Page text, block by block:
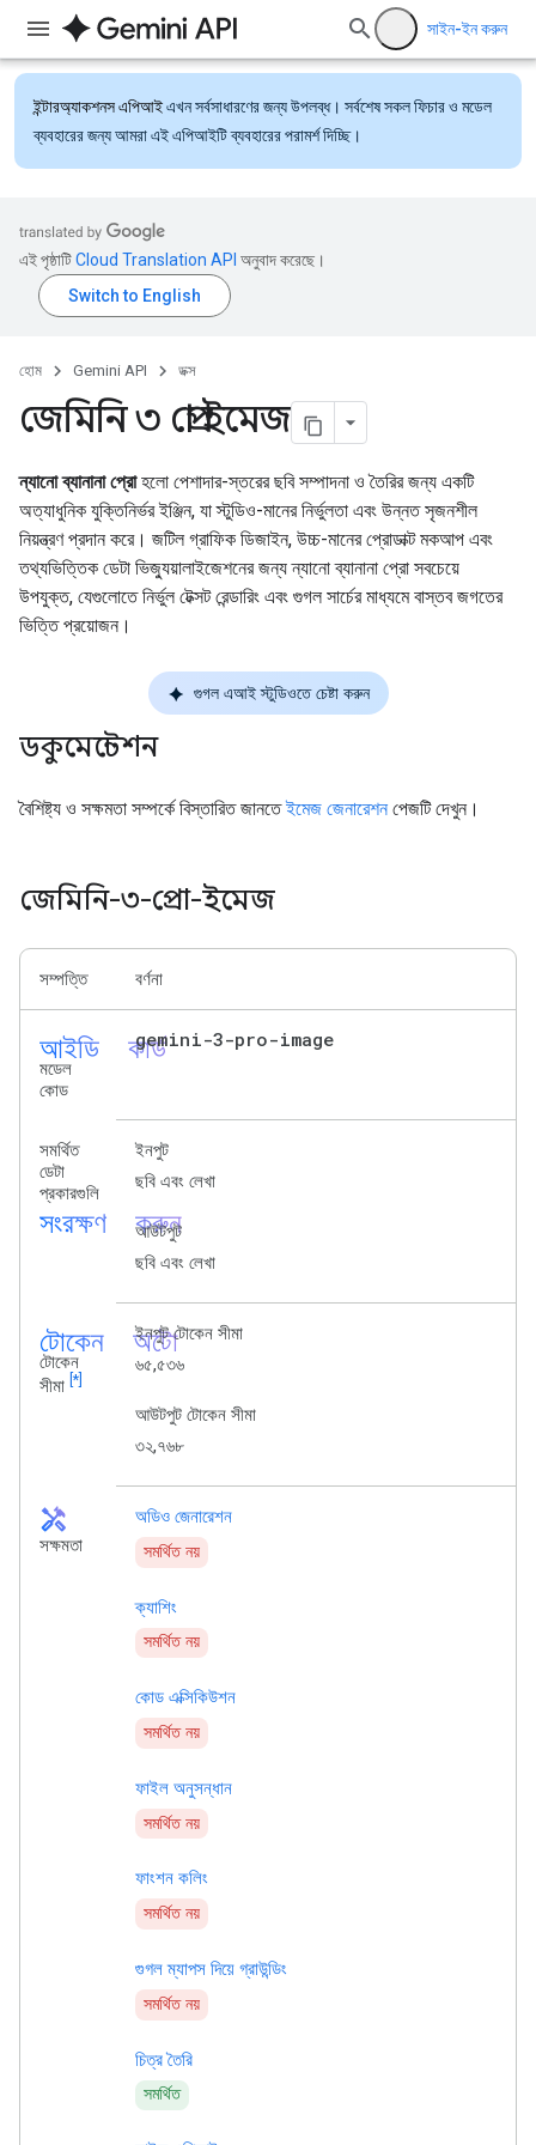
সাইন-ইন করুন
ইন্টারঅ্যাকশনস এপিআইএখন সর্বসাধারণের জন্য উপলব্ধ। সর্বশেষ সকল ফিচার ও মডেল
ব্যবহারের জন্য আমরা এই এপিআইটি ব্যবহারের পরামর্শ দিচ্ছি।
এই পৃষ্ঠাটিCloud Translation API অনুবাদ করেছে।
হোম Gemini API ডক্স
জেমিনি ৩ প্রো ইমেজ
ন্যানো ব্যানানা প্রোহলো পেশাদার-স্তরের ছবি সম্পাদনা ও তৈরির জন্য একটি
অত্যাধুনিক যুক্তিনির্ভর ইঞ্জিন, যা স্টুডিও-মানের নির্ভুলতা এবং উন্নত সৃজনশীল
নিয়ন্ত্রণ প্রদান করে। জটিল গ্রাফিক ডিজাইন, উচ্চ-মানের প্রোডাক্ট মকআপ এবং
তথ্যভিত্তিক ডেটা ভিজ্যুয়ালাইজেশনের জন্য ন্যানো ব্যানানা প্রো সবচেয়ে
উপযুক্ত, যেগুলোতে নির্ভুল টেক্সট রেন্ডারিং এবং গুগল সার্চের মাধ্যমে বাস্তব জগতের
ভিত্তি প্রয়োজন।
গুগল এআই স্টুডিওতে চেষ্টা করুন
ডকুমেন্টেশন
বৈশিষ্ট্য ও সক্ষমতা সম্পর্কে বিস্তারিত জানতেইমেজ জেনারেশনপেজটি দেখুন।
জেমিনি-৩-প্রো-ইমেজ
সম্পত্তি বর্ণনা
আইডি_কার্ড
মডেল
কোড
gemini-3-pro-image
সমর্থিত
ডেটা
প্রকারগুলি
সংরক্ষণ করুন
ইনপুট
ছবি এবং লেখা
আউটপুট
ছবি এবং লেখা
টোকেন_অটো
টোকেন
সীমা [*]
ইনপুট টোকেন সীমা
৬৫,৫৩৬
আউটপুট টোকেন সীমা
৩২,৭৬৮
handyman
সক্ষমতা
অডিও জেনারেশন
সমর্থিত নয়
ক্যাশিং
সমর্থিত নয়
কোড এক্সিকিউশন
সমর্থিত নয়
ফাইল অনুসন্ধান
সমর্থিত নয়
ফাংশন কলিং
সমর্থিত নয়
গুগল ম্যাপস দিয়ে গ্রাউন্ডিং
সমর্থিত নয়
চিত্র তৈরি
সমর্থিত